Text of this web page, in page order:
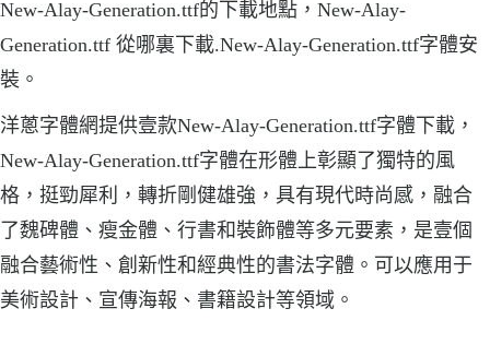
New-Alay-Generation.ttf的下載地點，New-Alay-
Generation.ttf 從哪裏下載.New-Alay-Generation.ttf字體安
裝。
洋蔥字體網提供壹款New-Alay-Generation.ttf字體下載，
New-Alay-Generation.ttf字體在形體上彰顯了獨特的風
格，挺勁犀利，轉折剛健雄強，具有現代時尚感，融合
了魏碑體、瘦金體、行書和裝飾體等多元要素，是壹個
融合藝術性、創新性和經典性的書法字體。可以應用于
美術設計、宣傳海報、書籍設計等領域。